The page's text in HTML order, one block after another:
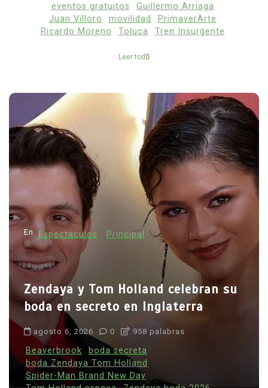
eventos gratuitos
Guillermo Arriaga
Juan Villoro
movilidad
PrimaverArte
Ricardo Moreno
Toluca Tren Insurgente
Leer todo
En Espectaculos Principal
Zendaya y Tom Holland celebran su
boda en secreto en Inglaterra
agosto 6, 2026 0 958 palabras
Beaverbrook
boda secreta
boda Zendaya Tom Holland
Spider-Man Brand New Day